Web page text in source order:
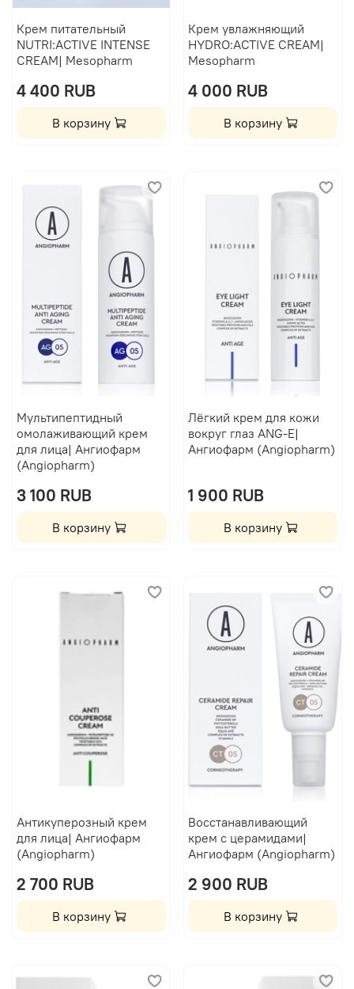
Крем питательный
NUTRI:ACTIVE INTENSE
CREAM| Mesopharm
4 400 RUB
В корзину
Крем увлажняющий
HYDRO:ACTIVE CREAM|
Mesopharm
4 000 RUB
В корзину
Мультипептидный
омолаживающий крем
для лица| Ангиофарм
(Angiopharm)
3 100 RUB
В корзину
Лёгкий крем для кожи
вокруг глаз ANG-E|
Ангиофарм (Angiopharm)
1 900 RUB
В корзину
Антикуперозный крем
для лица| Ангиофарм
(Angiopharm)
2 700 RUB
В корзину
Восстанавливающий
крем с церамидами|
Ангиофарм (Angiopharm)
2 900 RUB
В корзину